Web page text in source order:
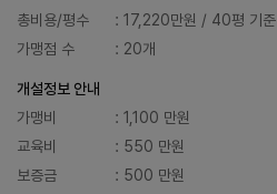
총비용/평수
: 17,220만원 / 40평 기준
가맹점 수
: 20개
개설정보 안내
가맹비
: 1,100 만원
교육비
: 550 만원
보증금
: 500 만원